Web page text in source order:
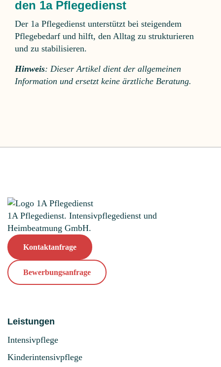
den 1a Pflegedienst
Der 1a Pflegedienst unterstützt bei steigendem
Pflegebedarf und hilft, den Alltag zu strukturieren
und zu stabilisieren.
Hinweis: Dieser Artikel dient der allgemeinen
Information und ersetzt keine ärztliche Beratung.
1A Pflegedienst. Intensivpflegedienst und
Heimbeatmung GmbH.
Kontaktanfrage
Bewerbungsanfrage
Leistungen
Intensivpflege
Kinderintensivpflege